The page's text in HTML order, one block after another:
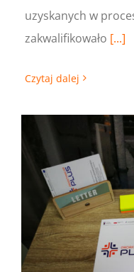
uzyskanych w
zakwalifikowało [...]
Czytaj dalej